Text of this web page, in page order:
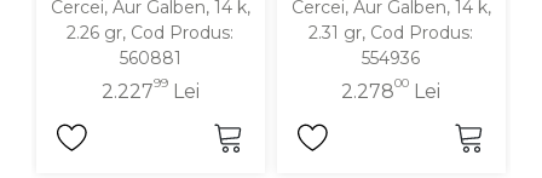
Cercei, Aur Galben, 14 k,
2.26 gr, Cod Produs:
560881
2.22799Lei
Cercei, Aur Galben, 14 k,
2.31 gr, Cod Produs:
554936
2.27800 Lei